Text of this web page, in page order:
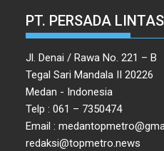
PT. PERSADA
Jl. Denai / Rawa No. 221 – B
Tegal Sari Mandala II 20226
Medan - Indonesia
Telp : 061 – 7350474
Email :
redaksi@topmetro.news